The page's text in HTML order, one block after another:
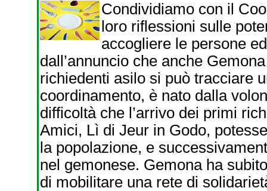
Condividiamo con il
loro riflessioni sulle
accogliere le persone
dall’annuncio che anche
richiedenti asilo si può tracciare
coordinamento, è nato dalla
difficoltà che l’arrivo dei primi
Amici, Lì di Jeur in Godo,
la popolazione, e
nel gemonese. Gemona ha
di mobilitare una rete di